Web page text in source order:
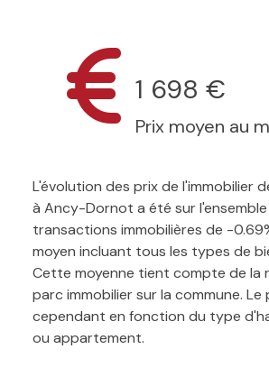
1 698 €
Prix moyen au
L'évolution des prix de l'immobilier
à Ancy-Dornot a été sur
transactions immobilières de -
moyen incluant tous les types de
Cette moyenne tient compte de la
parc immobilier sur la commune. Le
cependant en fonction du type
ou appartement.